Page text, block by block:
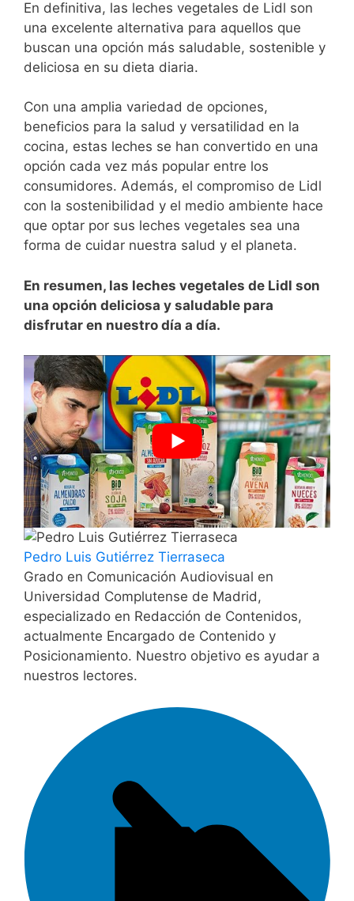
En​ definitiva, las leches vegetales de Lidl son
una excelente alternativa para aquellos ‌que
buscan una⁢ opción más‍ saludable, sostenible‌ y
deliciosa⁤ en su dieta‍ diaria.
Con una amplia variedad de opciones,
beneficios para la salud y versatilidad en la
cocina, estas leches se han convertido en una
opción cada vez más popular entre los⁣
consumidores. Además, el compromiso ​de Lidl​
con la sostenibilidad y el medio ambiente hace
que optar por sus leches⁣ vegetales sea una
forma de ⁤cuidar nuestra salud y‍ el planeta.
En resumen, las leches vegetales de Lidl son
una opción​ deliciosa y saludable para
disfrutar en nuestro día a día.
Pedro Luis Gutiérrez Tierraseca
Grado en Comunicación Audiovisual en
Universidad Complutense de Madrid,
especializado en Redacción de Contenidos,
actualmente Encargado de Contenido y
Posicionamiento. Nuestro objetivo es ayudar a
nuestros lectores.